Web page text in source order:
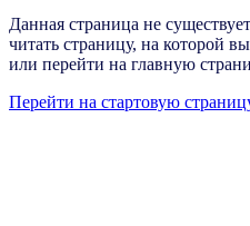
Данная страница не
читать страницу, на которой
или перейти на главную
Перейти на стартовую